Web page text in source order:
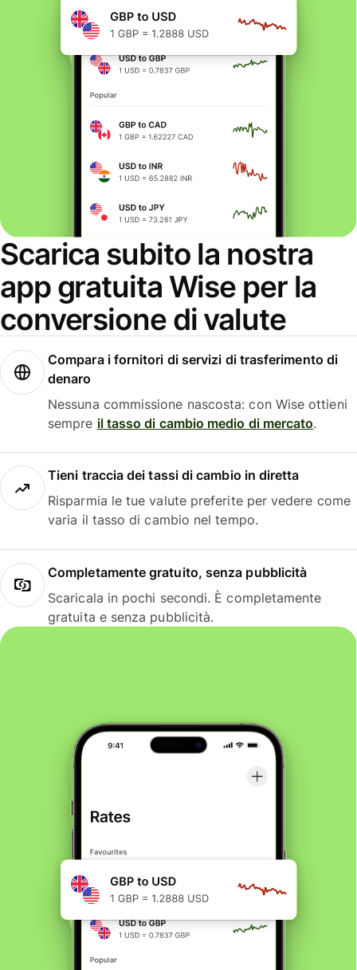
Scarica subito la nostra
app gratuita Wise per la
conversione di valute
Compara i fornitori di servizi di trasferimento di
denaro
Nessuna commissione nascosta: con Wise ottieni
sempre il tasso di cambio medio di mercato.
Tieni traccia dei tassi di cambio in diretta
Risparmia le tue valute preferite per vedere come
varia il tasso di cambio nel tempo.
Completamente gratuito, senza pubblicità
Scaricala in pochi secondi. È completamente
gratuita e senza pubblicità.